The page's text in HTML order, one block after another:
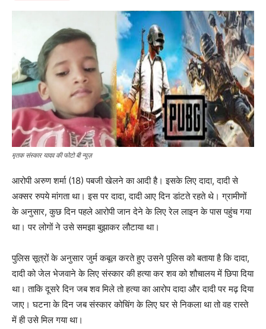
मृतक संस्कार यादव की फोटो बी न्यूज़
आरोपी अरुण शर्मा (18) पबजी खेलने का आदी है। इसके लिए दादा, दादी से
अक्सर रुपये मांगता था। इस पर दादा, दादी आए दिन डांटते रहते थे। ग्रामीणों
के अनुसार, कुछ दिन पहले आरोपी जान देने के लिए रेल लाइन के पास पहुंच गया
था। पर लोगों ने उसे समझा बुझाकर लौटाया था।
पुलिस सूत्रों के अनुसार जुर्म कबूल करते हुए उसने पुलिस को बताया है कि दादा,
दादी को जेल भेजवाने के लिए संस्कार की हत्या कर शव को शौचालय में छिपा दिया
था। ताकि दूसरे दिन जब शव मिले तो हत्या का आरोप दादा और दादी पर मढ़ दिया
जाए। घटना के दिन जब संस्कार कोचिंग के लिए घर से निकला था तो वह रास्ते
में ही उसे मिल गया था।